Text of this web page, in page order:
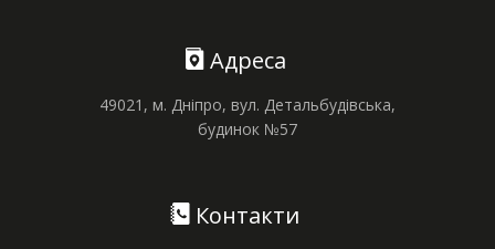
Адреса
49021, м. Дніпро, вул. Детальбудівська,
будинок №57
Контакти